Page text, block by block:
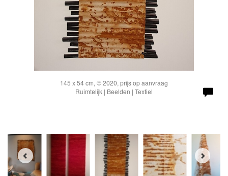
145 x 54 cm, © 2020, prijs op aanvraag
Ruimtelijk | Beelden | Textiel